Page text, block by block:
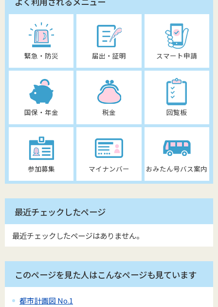
緊急・防災 届出・証明 スマート申請
国保・年金 税金 回覧板
参加募集 マイナンバー おみたん号バス案内
最近チェックしたページ
最近チェックしたページはありません。
このページを見た人はこんなページも見ています
都市計画図 No.1